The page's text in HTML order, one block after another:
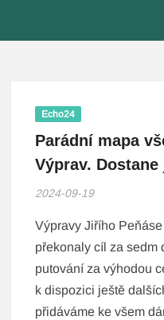
Echo24
Parádní mapa
Výprav.
2024-09-19
Výpravy Jiřího
překonaly cíl za sedm
putování za výhodou
k dispozici ještě
přidáváme ke všem